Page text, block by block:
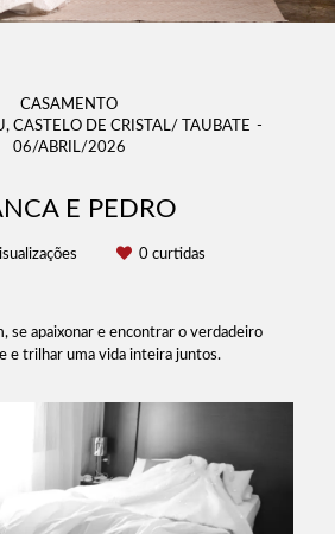
CASAMENTO
CASTELO DE CRISTAL/ TAUBATE
06/ABRIL/2026
E PEDRO
0curtidas
se apaixonar e encontrar o verdadeiro
e trilhar uma vida inteira juntos.